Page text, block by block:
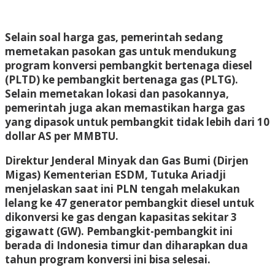
Selain soal harga gas, pemerintah sedang
memetakan pasokan gas untuk mendukung
program konversi pembangkit bertenaga diesel
(PLTD) ke pembangkit bertenaga gas (PLTG).
Selain memetakan lokasi dan pasokannya,
pemerintah juga akan memastikan harga gas
yang dipasok untuk pembangkit tidak lebih dari 10
dollar AS per MMBTU.
Direktur Jenderal Minyak dan Gas Bumi (Dirjen
Migas) Kementerian ESDM, Tutuka Ariadji
menjelaskan saat ini PLN tengah melakukan
lelang ke 47 generator pembangkit diesel untuk
dikonversi ke gas dengan kapasitas sekitar 3
gigawatt (GW). Pembangkit-pembangkit ini
berada di Indonesia timur dan diharapkan dua
tahun program konversi ini bisa selesai.